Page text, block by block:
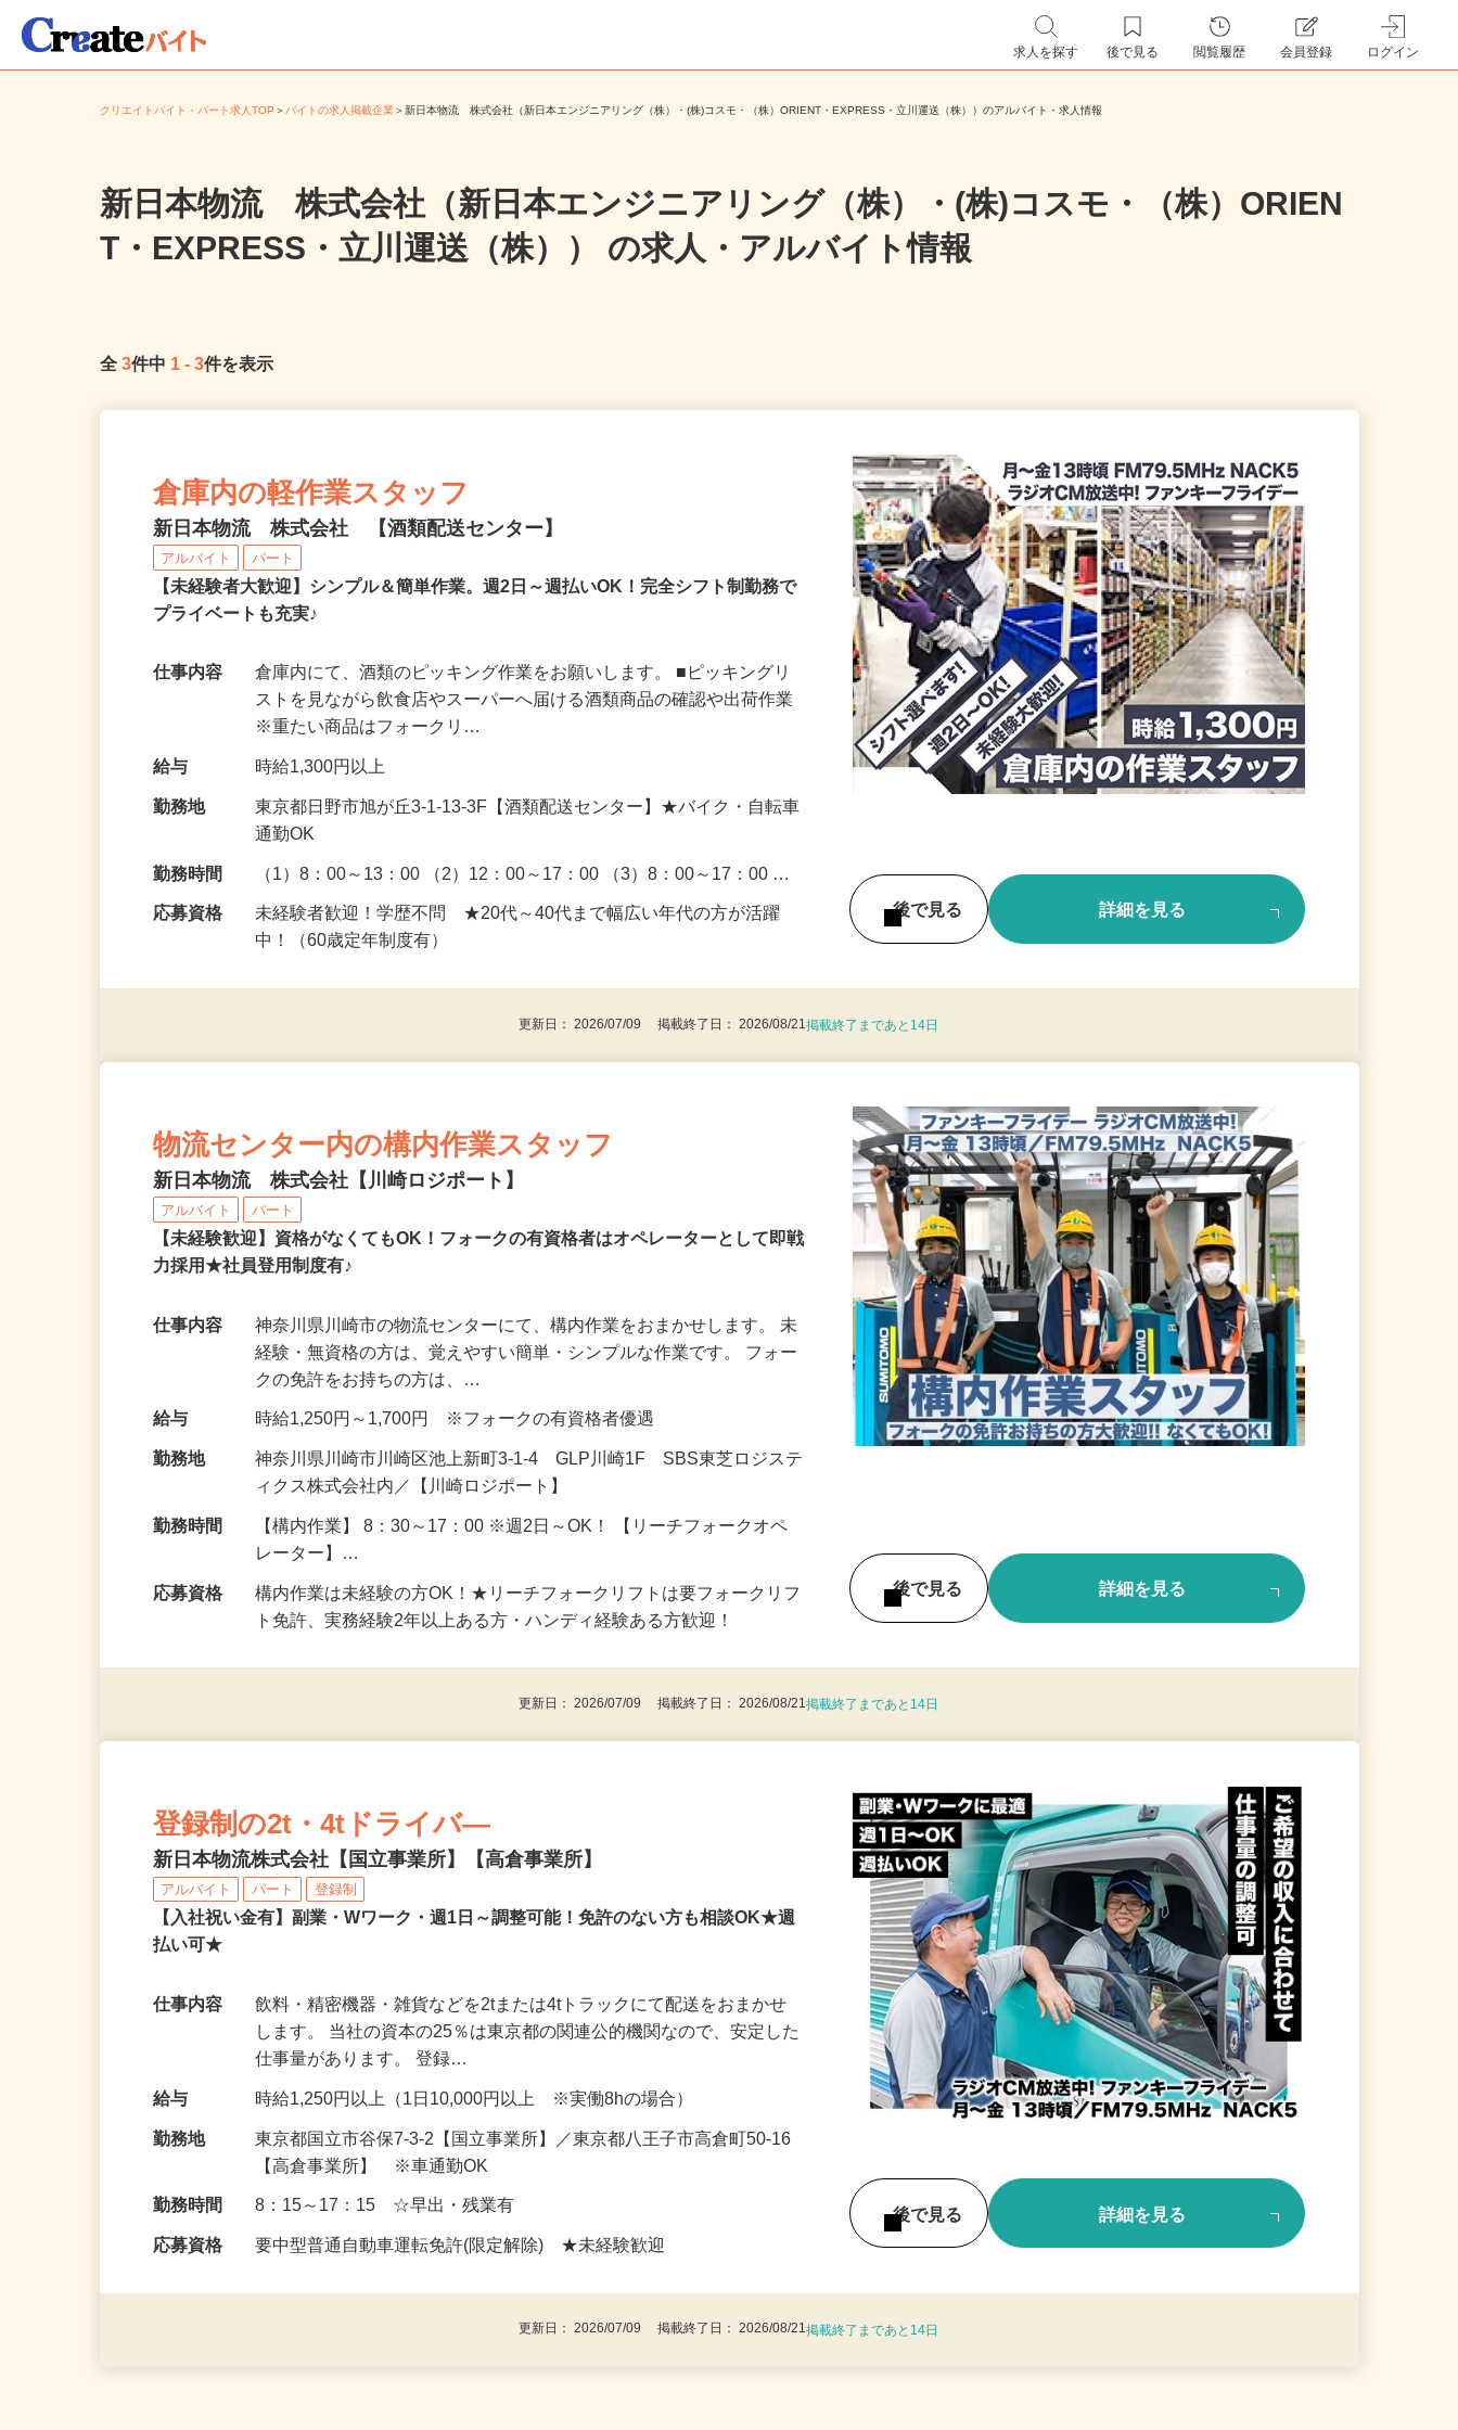
求人を探す 後で見る 閲覧履歴 会員登録 ログイン
クリエイトバイト・パート求人TOP＞バイトの求人掲載企業＞新日本物流 株式会社（新日本エンジニアリング（株）・(株)コスモ・（株）ORIENT・EXPRESS・立川運送（株））のアルバイト・求人情報
新日本物流 株式会社（新日本エンジニアリング（株）・(株)コスモ・（株）ORIEN
T・EXPRESS・立川運送（株））の求人・アルバイト情報
全3件中1 - 3件を表示
倉庫内の軽作業スタッフ
新日本物流 株式会社 【酒類配送センター】
アルバイト パート
【未経験者大歓迎】シンプル＆簡単作業。週2日～週払いOK！完全シフト制勤務で
プライベートも充実♪
仕事内容 倉庫内にて、酒類のピッキング作業をお願いします。 ■ピッキングリ
ストを見ながら飲食店やスーパーへ届ける酒類商品の確認や出荷作業
※重たい商品はフォークリ…
給与 時給1,300円以上
勤務地
東京都日野市旭が丘3-1-13-3F【酒類配送センター】★バイク・自転車
通勤OK
勤務時間 （1）8：00～13：00 （2）12：00～17：00 （3）8：00～17：00 …
応募資格 未経験者歓迎！学歴不問 ★20代～40代まで幅広い年代の方が活躍 詳細を見る
物流センター内の構内作業スタッフ
新日本物流 株式会社【川崎ロジポート】
アルバイト パート
【未経験歓迎】資格がなくてもOK！フォークの有資格者はオペレーターとして即戦
神奈川県川崎市の物流センターにて、構内作業をおまかせします。 未
経験・無資格の方は、覚えやすい簡単・シンプルな作業です。 フォー
神奈川県川崎市川崎区池上新町3-1-4 GLP川崎1F SBS東芝ロジステ
【構内作業】 8：30～17：00 ※週2日～OK！ 【リーチフォークオペ
構内作業は未経験の方OK！★リーチフォークリフトは要フォークリフ 後で見る
登録制の2t・4tドライバ―
新日本物流株式会社【国立事業所】【高倉事業所】
アルバイト パート 登録制
【入社祝い金有】副業・Wワーク・週1日～調整可能！免許のない方も相談OK★週
飲料・精密機器・雑貨などを2tまたは4tトラックにて配送をおまかせ
します。 当社の資本の25％は東京都の関連公的機関なので、安定した
仕事量があります。 登録…
給与 時給1,250円以上（1日10,000円以上 ※実働8hの場合）
東京都国立市谷保7-3-2【国立事業所】／東京都八王子市高倉町50-16
【高倉事業所】 ※車通勤OK
勤務時間 8：15～17：15 ☆早出・残業有 後で見る 詳細を見る